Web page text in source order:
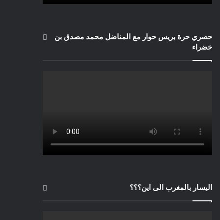
حصري حرة بريس حوار مع المناضل محمد مصدق بن
خضراء
اليسار بالمغرب الى اين؟؟؟